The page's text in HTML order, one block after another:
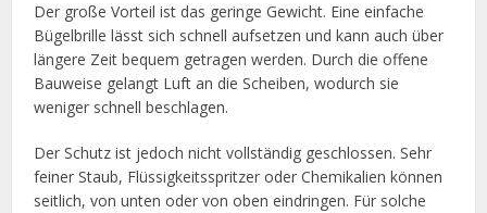
Der große Vorteil ist das geringe Gewicht. Eine einfache
Bügelbrille lässt sich schnell aufsetzen und kann auch über
längere Zeit bequem getragen werden. Durch die offene
Bauweise gelangt Luft an die Scheiben, wodurch sie
weniger schnell beschlagen.
Der Schutz ist jedoch nicht vollständig geschlossen. Sehr
feiner Staub, Flüssigkeitsspritzer oder Chemikalien können
seitlich, von unten oder von oben eindringen. Für solche